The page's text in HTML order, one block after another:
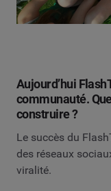
Aujourd’hui
communauté.
construire ?
Le succès du
des réseaux
viralité.